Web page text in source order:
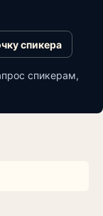
спикера
спикерам,